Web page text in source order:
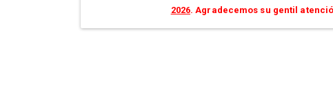
2026. Agradecemos su gentil